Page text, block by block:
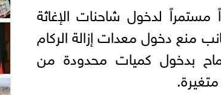
لدخول شاحنات الإغاثة
منع دخول معدات إزالة الركام
بدخول كميات محدودة من